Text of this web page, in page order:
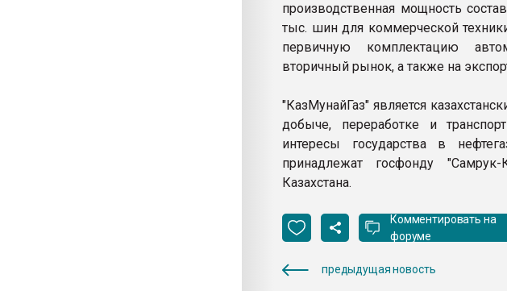
производственная мощность
тыс. шин для коммерческой
первичную комплектацию
вторичный рынок, а также на
"КазМунайГаз" является
добыче, переработке и
интересы государства в
принадлежат госфонду
Казахстана.
Комментировать на
форуме
предыдущая новость